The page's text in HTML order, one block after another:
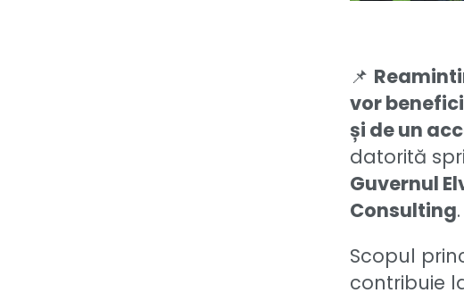
📌
vor
și de un
datorită
Guvernul
Consulting.
Scopul
contribuie